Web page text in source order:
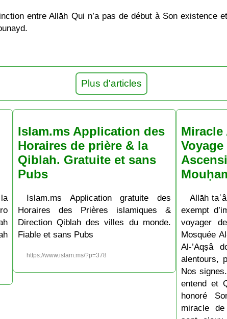
entre Allāh Qui n’a pas de début à Son
Plus d'articles
Islam.ms Application des
Horaires de prière & la
Qiblah. Gratuite et sans
Pubs
Islam.ms Application gratuite des
Horaires des Prières islamiques &
Direction Qiblah des villes du monde.
Fiable et sans Pubs
https://www.islam.ms/?p=378
Miracle
Allāh
exempt
voyager
Mosquée
Al-’Aqṣâ
alentours,
Nos
entend et
honoré
miracle